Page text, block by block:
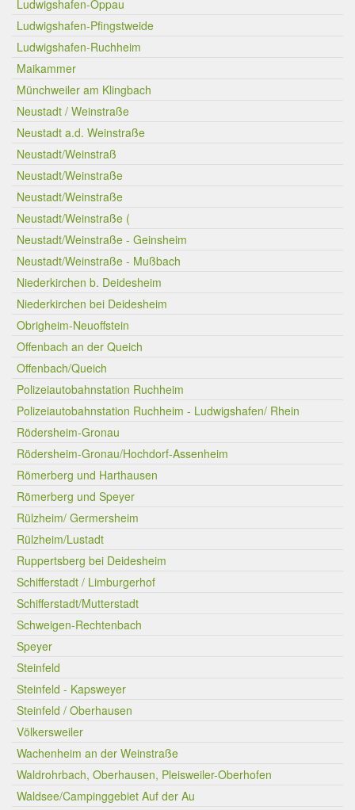
Ludwigshafen-Oppau
Ludwigshafen-Pfingstweide
Ludwigshafen-Ruchheim
Maikammer
Münchweiler am Klingbach
Neustadt / Weinstraße
Neustadt a.d. Weinstraße
Neustadt/Weinstraß
Neustadt/Weinstraße
Neustadt/Weinstraße
Neustadt/Weinstraße (
Neustadt/Weinstraße - Geinsheim
Neustadt/Weinstraße - Mußbach
Niederkirchen b. Deidesheim
Niederkirchen bei Deidesheim
Obrigheim-Neuoffstein
Offenbach an der Queich
Offenbach/Queich
Polizeiautobahnstation Ruchheim
Polizeiautobahnstation Ruchheim - Ludwigshafen/ Rhein
Rödersheim-Gronau
Rödersheim-Gronau/Hochdorf-Assenheim
Römerberg und Harthausen
Römerberg und Speyer
Rülzheim/ Germersheim
Rülzheim/Lustadt
Ruppertsberg bei Deidesheim
Schifferstadt / Limburgerhof
Schifferstadt/Mutterstadt
Schweigen-Rechtenbach
Speyer
Steinfeld
Steinfeld - Kapsweyer
Steinfeld / Oberhausen
Völkersweiler
Wachenheim an der Weinstraße
Waldrohrbach, Oberhausen, Pleisweiler-Oberhofen
Waldsee/Campinggebiet Auf der Au